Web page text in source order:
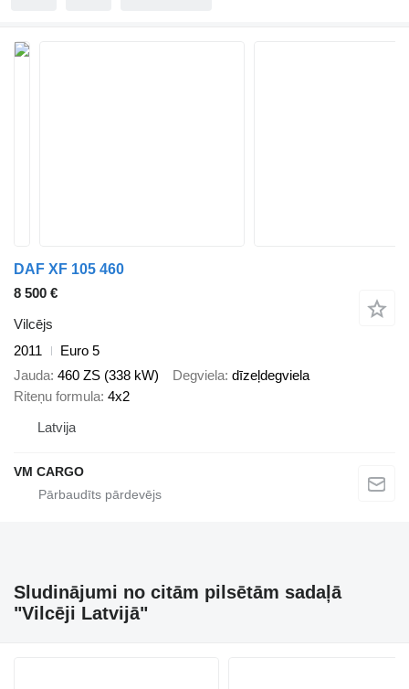
DAF XF 105 460
8 500 €
Vilcējs
2011
Euro 5
Jauda 460 ZS (338 kW) Degviela dīzeļdegviela
Riteņu formula 4x2
Latvija
VM CARGO
Sludinājumi no citām pilsētām sadaļā
"Vilcēji Latvijā"